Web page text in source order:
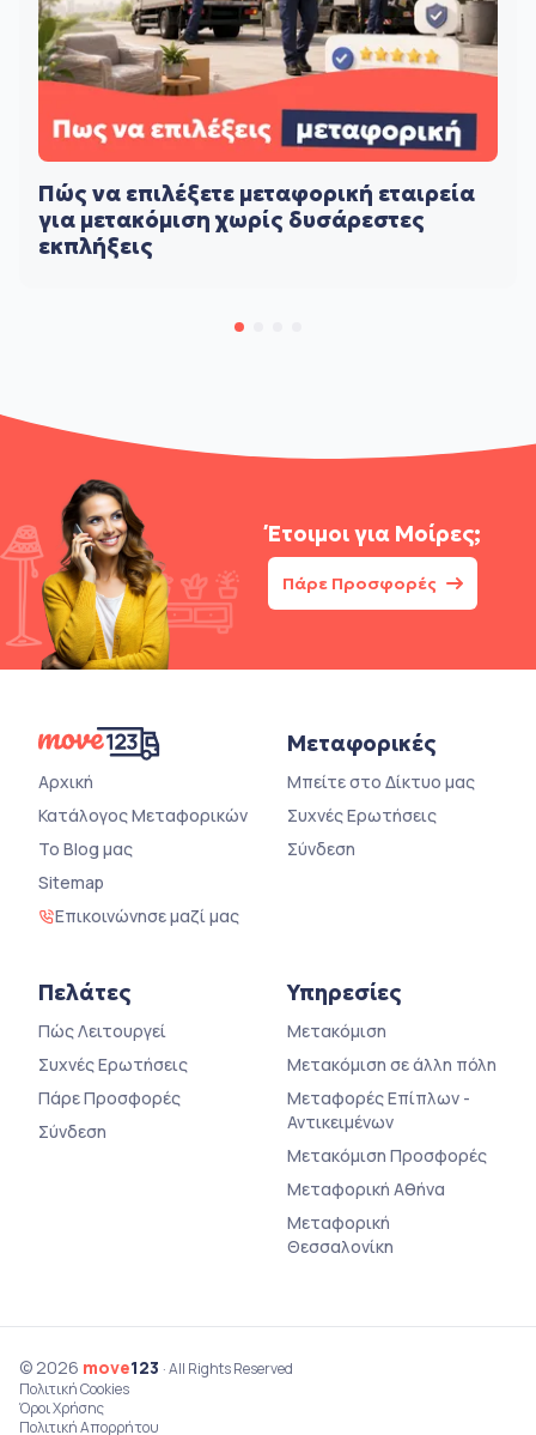
Πώς να επιλέξετε μεταφορική εταιρεία
για μετακόμιση χωρίς δυσάρεστες
εκπλήξεις
Έτοιμοι για Μοίρες;
Πάρε Προσφορές
Αρχική
Κατάλογος Μεταφορικών
Το Blog μας
Sitemap
Επικοινώνησε μαζί μας
Μεταφορικές
Μπείτε στο Δίκτυο μας
Συχνές Ερωτήσεις
Σύνδεση
Πελάτες
Πώς Λειτουργεί
Συχνές Ερωτήσεις
Πάρε Προσφορές
Σύνδεση
Υπηρεσίες
Μετακόμιση
Μετακόμιση σε άλλη πόλη
Μεταφορές Επίπλων -
Αντικειμένων
Μετακόμιση Προσφορές
Μεταφορική Αθήνα
Μεταφορική
Θεσσαλονίκη
© 2026 move123 · All Rights Reserved
Πολιτική Cookies
Όροι Χρήσης
Πολιτική Απορρήτου